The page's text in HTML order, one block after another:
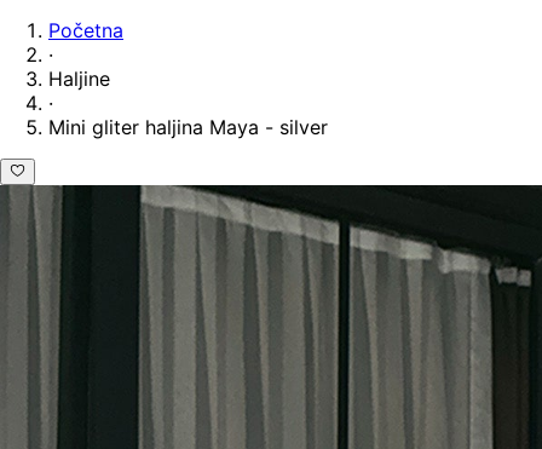
Početna
·
Haljine
·
Mini gliter haljina Maya - silver